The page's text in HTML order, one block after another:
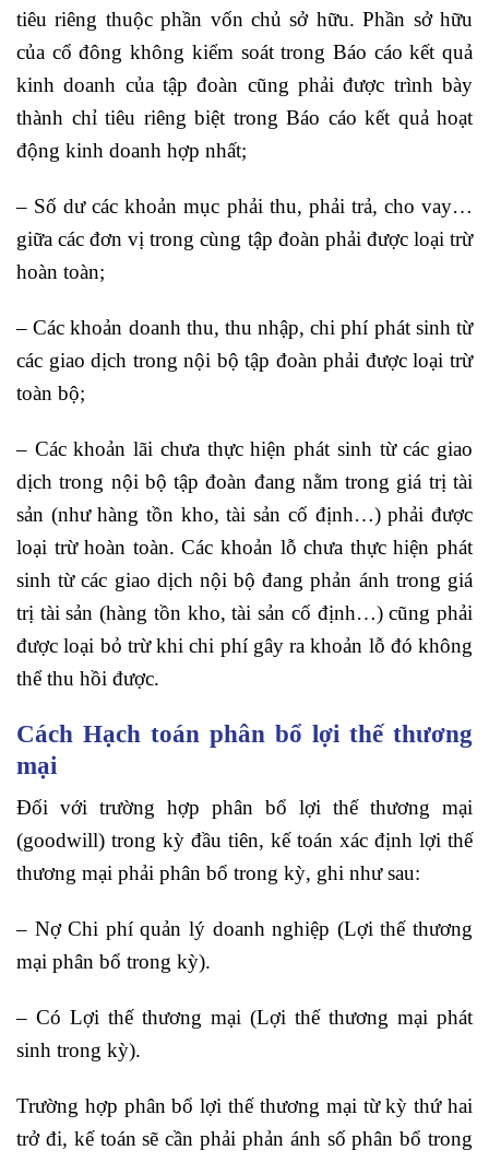
tiêu riêng thuộc phần vốn chủ sở hữu. Phần sở hữu
của cổ đông không kiểm soát trong Báo cáo kết quả
kinh doanh của tập đoàn cũng phải được trình bày
thành chỉ tiêu riêng biệt trong Báo cáo kết quả hoạt
động kinh doanh hợp nhất;
– Số dư các khoản mục phải thu, phải trả, cho vay…
giữa các đơn vị trong cùng tập đoàn phải được loại trừ
hoàn toàn;
– Các khoản doanh thu, thu nhập, chi phí phát sinh từ
các giao dịch trong nội bộ tập đoàn phải được loại trừ
toàn bộ;
– Các khoản lãi chưa thực hiện phát sinh từ các giao
dịch trong nội bộ tập đoàn đang nằm trong giá trị tài
sản (như hàng tồn kho, tài sản cố định…) phải được
loại trừ hoàn toàn. Các khoản lỗ chưa thực hiện phát
sinh từ các giao dịch nội bộ đang phản ánh trong giá
trị tài sản (hàng tồn kho, tài sản cố định…) cũng phải
được loại bỏ trừ khi chi phí gây ra khoản lỗ đó không
thể thu hồi được.
Cách Hạch toán phân bổ lợi thế thương
mại
Đối với trường hợp phân bổ lợi thế thương mại
(goodwill) trong kỳ đầu tiên, kế toán xác định lợi thế
thương mại phải phân bổ trong kỳ, ghi như sau:
– Nợ Chi phí quản lý doanh nghiệp (Lợi thế thương
mại phân bổ trong kỳ).
– Có Lợi thế thương mại (Lợi thế thương mại phát
sinh trong kỳ).
Trường hợp phân bổ lợi thế thương mại từ kỳ thứ hai
trở đi, kế toán sẽ cần phải phản ánh số phân bổ trong